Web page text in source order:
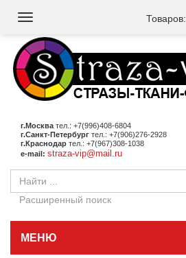
Товаров:
Toggle
г.Москва тел.: +7(996)408-6804
г.Санкт-Петербург тел.: +7(906)276-2928
г.Краснодар тел.: +7(967)308-1038
e-mail: straza-vip@mail.ru
Расширенный поиск
МЕНЮ